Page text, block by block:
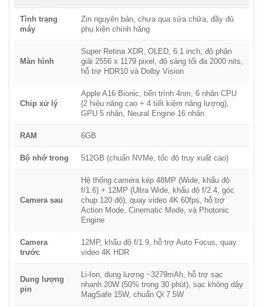
Tình trạng
máy
Zin nguyên bản, chưa qua sửa chữa, đầy đủ
phụ kiện chính hãng
Màn hình
Super Retina XDR, OLED, 6.1 inch, độ phân
giải 2556 x 1179 pixel, độ sáng tối đa 2000 nits,
hỗ trợ HDR10 và Dolby Vision
Chip xử lý
Apple A16 Bionic, tiến trình 4nm, 6 nhân CPU
(2 hiệu năng cao + 4 tiết kiệm năng lượng),
GPU 5 nhân, Neural Engine 16 nhân
RAM 6GB
Bộ nhớ trong 512GB (chuẩn NVMe, tốc độ truy xuất cao)
Camera sau
Hệ thống camera kép 48MP (Wide, khẩu độ
f/1.6) + 12MP (Ultra Wide, khẩu độ f/2.4, góc
chụp 120 độ), quay video 4K 60fps, hỗ trợ
Action Mode, Cinematic Mode, và Photonic
Engine
Camera
trước
12MP, khẩu độ f/1.9, hỗ trợ Auto Focus, quay
video 4K HDR
Dung lượng
pin
Li-Ion, dung lượng ~3279mAh, hỗ trợ sạc
nhanh 20W (50% trong 30 phút), sạc không dây
MagSafe 15W, chuẩn Qi 7.5W